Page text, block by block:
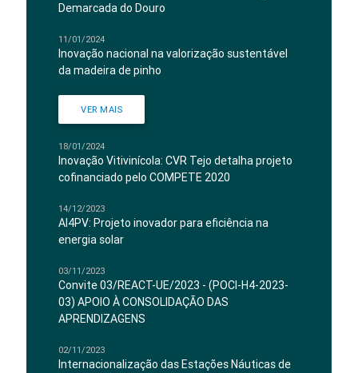
Demarcada do Douro
11/01/2024
Inovação nacional na valorização sustentável
da madeira de pinho
VER MAIS
18/01/2024
Inovação Vitivinícola: CVR Tejo detalha projeto
cofinanciado pelo COMPETE 2020
14/12/2023
AI4PV: Projeto inovador para eficiência na
energia solar
03/11/2023
Convite 03/REACT-UE/2023 - (POCI-H4-2023-
03) APOIO À CONSOLIDAÇÃO DAS
APRENDIZAGENS
02/11/2023
Internacionalização das Estações Náuticas de